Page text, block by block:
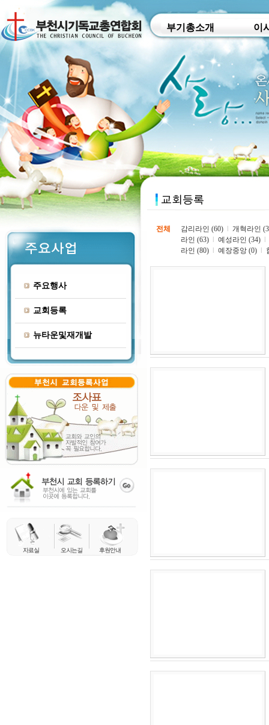
부기총소개 이
주요행사
교회등록
뉴타운및재개발
전체 감리라인 (60)
개혁라인
라인 (63)
예성라인 (34)
라인 (80)
예장중앙 (0)